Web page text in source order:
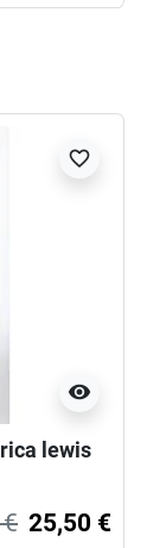
visibility
favorite_border
lewis
25,50 €